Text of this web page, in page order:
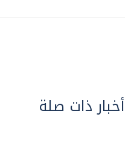
أخبار ذات صلة